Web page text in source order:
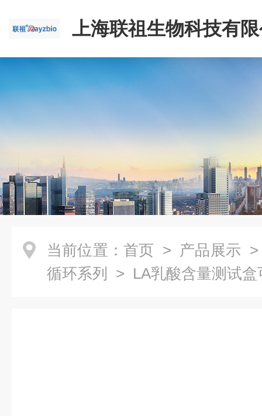
上海联祖生物科技有
当前位置： 首页 > 产品展示
循环系列
> LA乳酸含量测试盒